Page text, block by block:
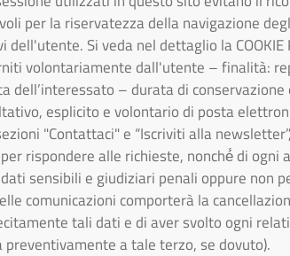
per la riservatezza della navigazione
Si veda nel dettaglio la COOKIE
volontariamente dall'utente – finalità:
dell’interessato – durata di
esplicito e volontario di posta
"Contattaci" e “Iscriviti alla
rispondere alle richieste, nonché́ di
sensibili e giudiziari penali oppure non
comunicazioni comporterà la
tali dati e di aver svolto ogni
a tale terzo, se dovuto).